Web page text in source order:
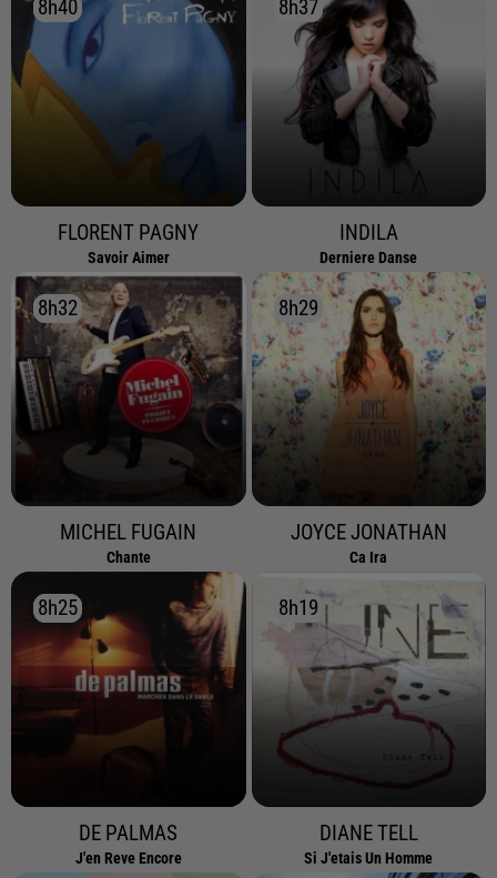
8h40
8h40
FLORENT PAGNY
Savoir Aimer
8h37
8h37
INDILA
Derniere Danse
8h32
8h32
MICHEL FUGAIN
Chante
8h29
8h29
JOYCE JONATHAN
Ca Ira
8h25
8h25
DE PALMAS
J'en Reve Encore
8h19
8h19
DIANE TELL
Si J'etais Un Homme